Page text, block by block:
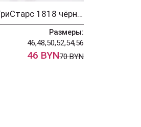
Блуза ЛедиТриСтарс 1818 чёрный
Размеры:
46,48,50,52,54,56
46 BYN70 BYN